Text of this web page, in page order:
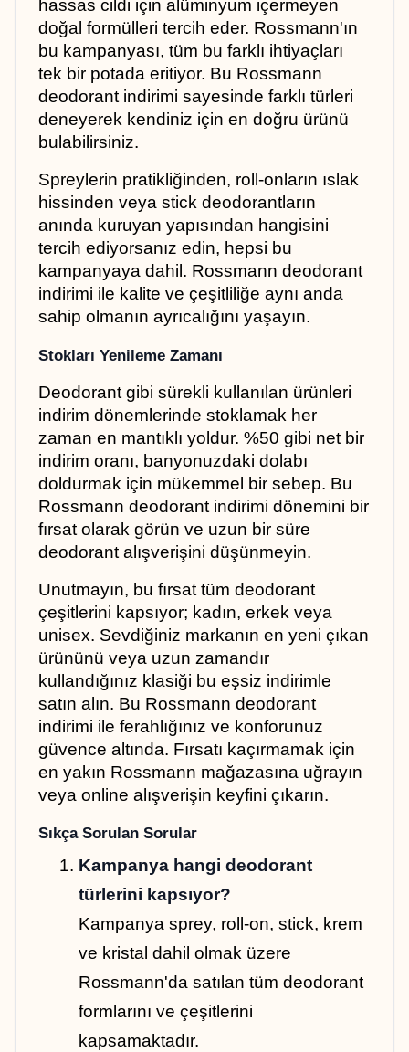
hassas cildi için alüminyum içermeyen
doğal formülleri tercih eder. Rossmann'ın
bu kampanyası, tüm bu farklı ihtiyaçları
tek bir potada eritiyor. Bu Rossmann
deodorant indirimi sayesinde farklı türleri
deneyerek kendiniz için en doğru ürünü
bulabilirsiniz.
Spreylerin pratikliğinden, roll-onların ıslak
hissinden veya stick deodorantların
anında kuruyan yapısından hangisini
tercih ediyorsanız edin, hepsi bu
kampanyaya dahil. Rossmann deodorant
indirimi ile kalite ve çeşitliliğe aynı anda
sahip olmanın ayrıcalığını yaşayın.
Stokları Yenileme Zamanı
Deodorant gibi sürekli kullanılan ürünleri
indirim dönemlerinde stoklamak her
zaman en mantıklı yoldur. %50 gibi net bir
indirim oranı, banyonuzdaki dolabı
doldurmak için mükemmel bir sebep. Bu
Rossmann deodorant indirimi dönemini bir
fırsat olarak görün ve uzun bir süre
deodorant alışverişini düşünmeyin.
Unutmayın, bu fırsat tüm deodorant
çeşitlerini kapsıyor; kadın, erkek veya
unisex. Sevdiğiniz markanın en yeni çıkan
ürününü veya uzun zamandır
kullandığınız klasiği bu eşsiz indirimle
satın alın. Bu Rossmann deodorant
indirimi ile ferahlığınız ve konforunuz
güvence altında. Fırsatı kaçırmamak için
en yakın Rossmann mağazasına uğrayın
veya online alışverişin keyfini çıkarın.
Sıkça Sorulan Sorular
Kampanya hangi deodorant
türlerini kapsıyor?
Kampanya sprey, roll-on, stick, krem
ve kristal dahil olmak üzere
Rossmann'da satılan tüm deodorant
formlarını ve çeşitlerini
kapsamaktadır.